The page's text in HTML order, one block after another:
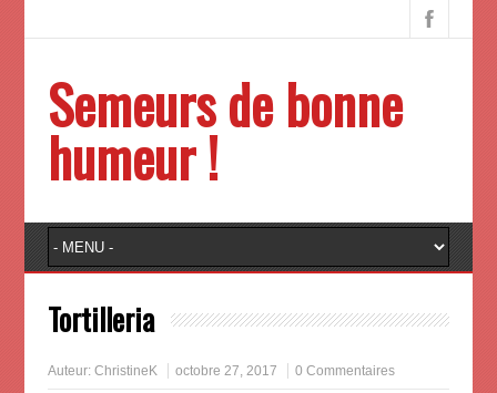
Semeurs de bonne
humeur !
Tortilleria
Auteur: ChristineK octobre 27, 2017 0 Commentaires